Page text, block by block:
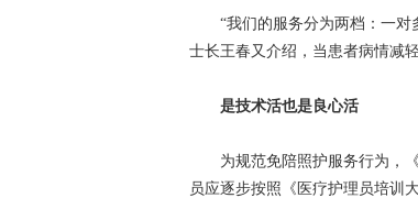
“我们的服务分为两档：一对多
士长王春又介绍，当患者病情减
是技术活也是良心活
为规范免陪照护服务行为，《
员应逐步按照《医疗护理员培训